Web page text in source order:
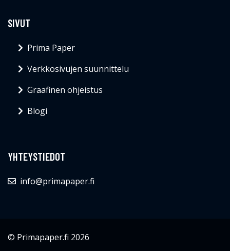
SIVUT
Prima Paper
Verkkosivujen suunnittelu
Graafinen ohjeistus
Blogi
YHTEYSTIEDOT
info@primapaper.fi
© Primapaper.fi 2026